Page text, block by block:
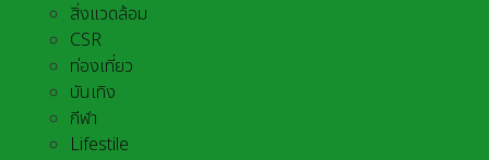
สิ่งแวดล้อม
CSR
ท่องเที่ยว
บันเทิง
กีฬา
Lifestile